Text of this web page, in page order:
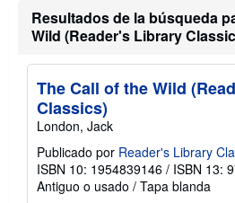
Resultados de la búsqueda
Wild (Reader's Library
The Call of the Wild
Classics)
London, Jack
Publicado por Reader's Library
ISBN 10: 1954839146 / ISBN 13:
Antiguo o usado / Tapa blanda